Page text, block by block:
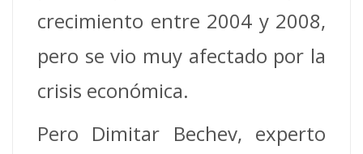
crecimiento entre 2004 y 2008,
pero se vio muy afectado por la
crisis económica.
Pero Dimitar Bechev, experto